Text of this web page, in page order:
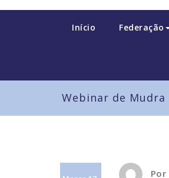
Início Federação
Webinar de Mudra
Por